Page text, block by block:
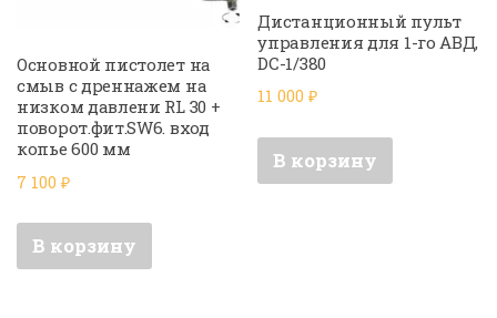
Основной пистолет на
смыв с дреннажем на
низком давлени RL 30 +
поворот.фит.SW6. вход
копье 600 мм
7 100 ₽
В корзину
Дистанционный пульт
управления для 1-го АВД,
DC-1/380
11 000₽
В корзину